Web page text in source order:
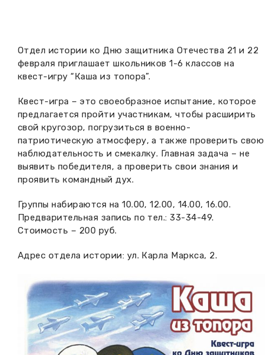
Виртуальный музей
Вакансии музея
Независимая оценка
Проекты и программы
Научные издания
Фонды и коллекции
Партнеры
Дирекция
Окно в Азию
Ледокол Ангара
Музей В.Г. Распутина
КПЦ им. свт. Иннокентия (Вениаминова)
Научно-фондовый отдел
Мемориальный дом А.М. Тюрюмина
Документы
Повышение квалификации
Передвижные выставки
Профессиональные мероприятия
Отдел истории ко Дню защитника Отечества 21 и 22
февраля приглашает школьников 1-6 классов на
квест-игру “Каша из топора”.
Квест-игра – это своеобразное испытание, которое
предлагается пройти участникам, чтобы расширить
свой кругозор, погрузиться в военно-
патриотическую атмосферу, а также проверить свою
наблюдательность и смекалку. Главная задача – не
выявить победителя, а проверить свои знания и
проявить командный дух.
Группы набираются на 10.00, 12.00, 14.00, 16.00.
Предварительная запись по тел.: 33-34-49.
Стоимость – 200 руб.
Адрес отдела истории: ул. Карла Маркса, 2.